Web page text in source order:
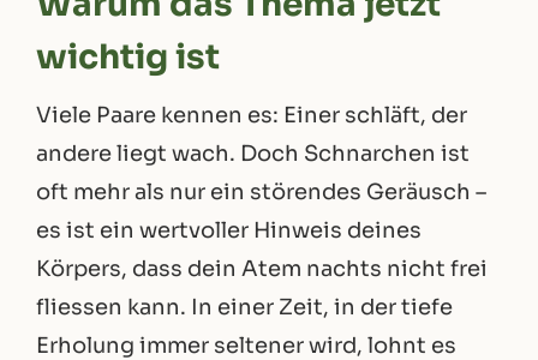
wichtig ist
Viele Paare kennen es: Einer schläft, der
andere liegt wach. Doch Schnarchen ist
oft mehr als nur ein störendes Geräusch –
es ist ein wertvoller Hinweis deines
Körpers, dass dein Atem nachts nicht frei
fliessen kann. In einer Zeit, in der tiefe
Erholung immer seltener wird, lohnt es